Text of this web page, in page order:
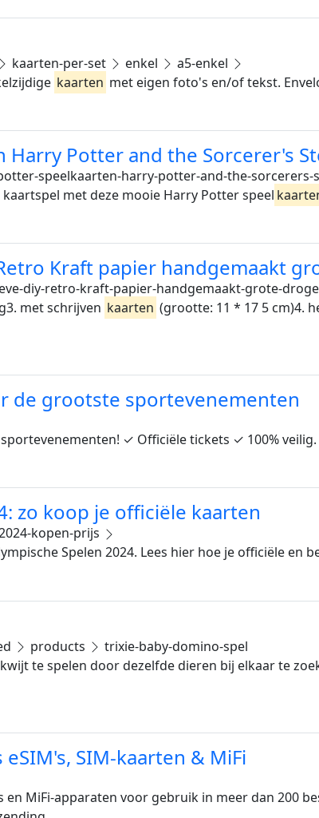
kaarten-per-set enkel
a5-enkel
kaarten met eigen foto's en/of tekst.
Potter and the Sorcerer's
speelkaarten-harry-potter-and-the-sorcerers-
kaartspel met deze mooie Harry Potter speel
Kraft papier handgemaakt
diy-retro-kraft-papier-handgemaakt-grote-
met schrijven kaarten (grootte: 11 * 17 5 cm)4.
de grootste sportevenementen
✓ Officiële tickets ✓ 100%
zo koop je officiële kaarten
kopen-prijs
Spelen 2024. Lees hier hoe je officiële en
products
trixie-baby-domino-spel
kwijt te spelen door dezelfde dieren bij elkaar te
SIM-kaarten & MiFi
en MiFi-apparaten voor gebruik in meer dan 200